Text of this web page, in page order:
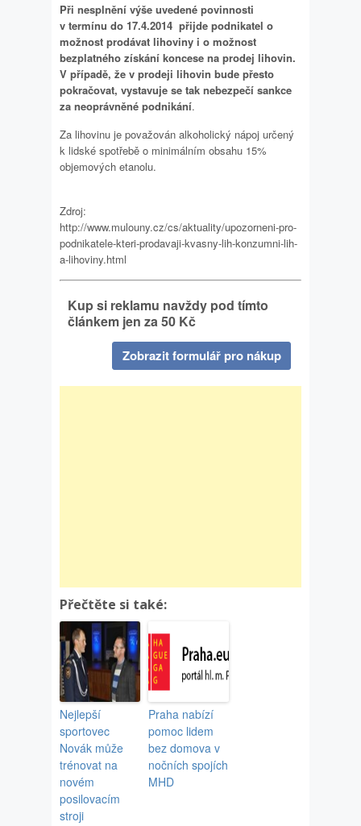
Při nesplnění výše uvedené povinnosti
v termínu do 17.4.2014 přijde podnikatel o
možnost prodávat lihoviny i o možnost
bezplatného získání koncese na prodej lihovin.
V případě, že v prodeji lihovin bude přesto
pokračovat, vystavuje se tak nebezpečí sankce
za neoprávněné podnikání.
Za lihovinu je považován alkoholický nápoj určený
k lidské spotřebě o minimálním obsahu 15%
objemových etanolu.
Zdroj:
http://www.mulouny.cz/cs/aktuality/upozorneni-pro-
podnikatele-kteri-prodavaji-kvasny-lih-konzumni-lih-
a-lihoviny.html
Kup si reklamu navždy pod tímto
článkem jen za 50 Kč
Zobrazit formulář pro nákup
Přečtěte si také:
Nejlepší
sportovec
Novák může
trénovat na
novém
posilovacím
stroji
Praha nabízí
pomoc lidem
bez domova v
nočních spojích
MHD